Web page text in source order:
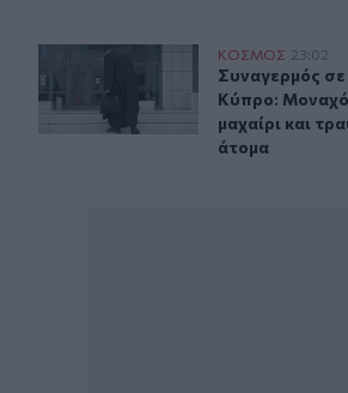
Συναγερμός σε μοναστήρι στην
ΚΟΣΜΟΣ 23:02
Συναγερμός
Συναγερμός
Κύπρο:
μαχαίρι και
άτομα